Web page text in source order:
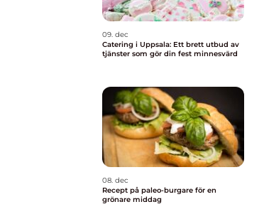
09. dec
Catering i Uppsala: Ett brett utbud av
tjänster som gör din fest minnesvärd
08. dec
Recept på paleo-burgare för en
grönare middag